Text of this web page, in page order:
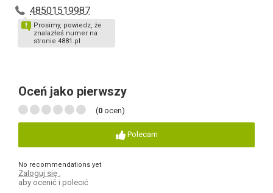
48501519987
Prosimy, powiedz, że
znalazłeś numer na
stronie 4881.pl
Oceń jako pierwszy
(0 ocen)
Polecam
No recommendations yet
Zaloguj się
aby ocenić i polecić